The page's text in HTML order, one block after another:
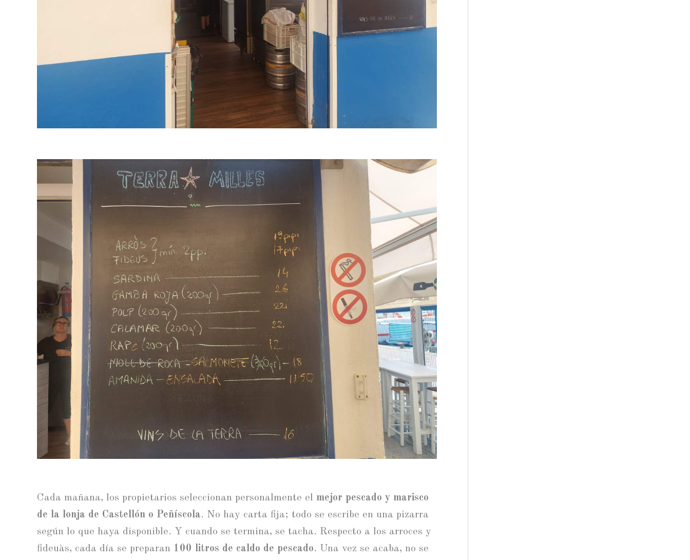
Cada mañana, los propietarios seleccionan personalmente el mejor pescado y marisco
de la lonja de Castellón o Peñíscola. No hay carta fija; todo se escribe en una pizarra
según lo que haya disponible. Y cuando se termina, se tacha. Respecto a los arroces y
fideuàs, cada día se preparan 100 litros de caldo de pescado. Una vez se acaba, no se